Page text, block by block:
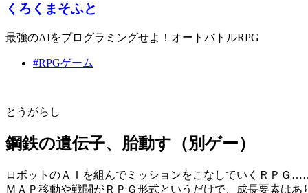
くろくまそふと
最強のAIをプログラミングせよ！オートバトルRPG
#RPGゲーム
とうがらし
鋼鉄の遺伝子、胎動す（別ゲー）
ロボットのＡＩを組んでミッションをこなしていくＲＰＧ
ＭＡＰ移動や戦闘がＲＰＧ形式というだけで、成長要素はあ